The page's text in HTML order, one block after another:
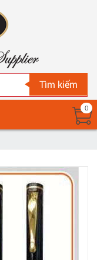
Tìm kiếm
0